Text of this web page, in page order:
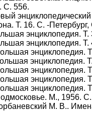
С. 556.
Т. 16. С. -Петербург,
энциклопедия. Т.
энциклопедия. Т.
энциклопедия.
энциклопедия.
энциклопедия.
энциклопедия.
энциклопедия.
М., 1956.
М. В..